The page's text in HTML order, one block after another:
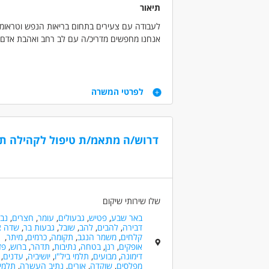
תיאור
לעבודה עם צעירים בתחום בריאות הנפש
אנחנו מחפשים מדריכ/ה עם לב רחב ואהבת אדם
בניה ועבודה על תוכנית השיקום של המתמודד/ת
תינתן הכשרה מקצועית קבועה!
היקף משרה גמיש
המלצה לתואר שני ועוד!
דרישות:
רצון לעזור לאחר
מאפייני משרה
לא נדרש ניסיון
עבודה ללא ניסיון
אקדמאים ללא נסיון
בני 40 פלוס
לפרטי המשרה
דרוש/ה מתאמ/ת טיפול לקהילה
שלו שירותי שיקום
באר שבע,פטיש, גבעולים, עומר, חצרים,
דבירה,להבים,להב,שובל, גבעות בר,שדה
קלחים,משמר הנגב, תקומה,כרמים,מיתר,
אופקים, רנן,בטחה, נתיבות, תדהר,ברוש,
דימונה,מבועים, תלמי ביל"ו,יושיביה, עדנים,
מפלסים,שוקדה,אורים, נתיב העשרה,